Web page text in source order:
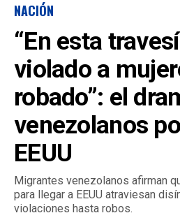
NACIÓN
“En esta
violado a
robado”: el
venezolanos
EEUU
Migrantes venezolanos afirman
para llegar a EEUU atraviesan
violaciones hasta robos.